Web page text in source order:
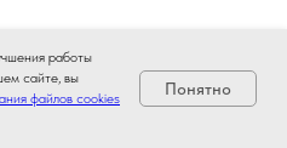
значительно удобнее
Они обеспечивают
полностью
работы
сайте, вы
файлов cookies
Понятно